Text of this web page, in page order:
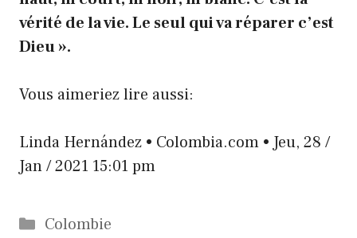
vérité de la vie. Le seul qui va réparer c’est
Dieu ».
Vous aimeriez lire aussi:
Linda Hernández • Colombia.com • Jeu, 28 /
Jan / 2021 15:01 pm
Catégories
Colombie